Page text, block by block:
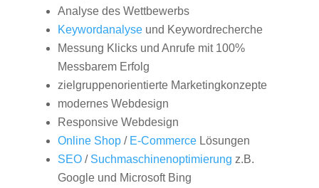
Analyse des Wettbewerbs
Keywordanalyseund Keywordrecherche
Messung Klicks und Anrufe mit 100%
Messbarem Erfolg
zielgruppenorientierte Marketingkonzepte
modernes Webdesign
Responsive Webdesign
Online Shop/ E-CommerceLösungen
SEO/ Suchmaschinenoptimierung z.B.
Google und Microsoft Bing